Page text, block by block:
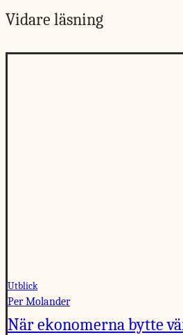
Vidare läsning
Utblick
Per Molander
När ekonomerna bytte